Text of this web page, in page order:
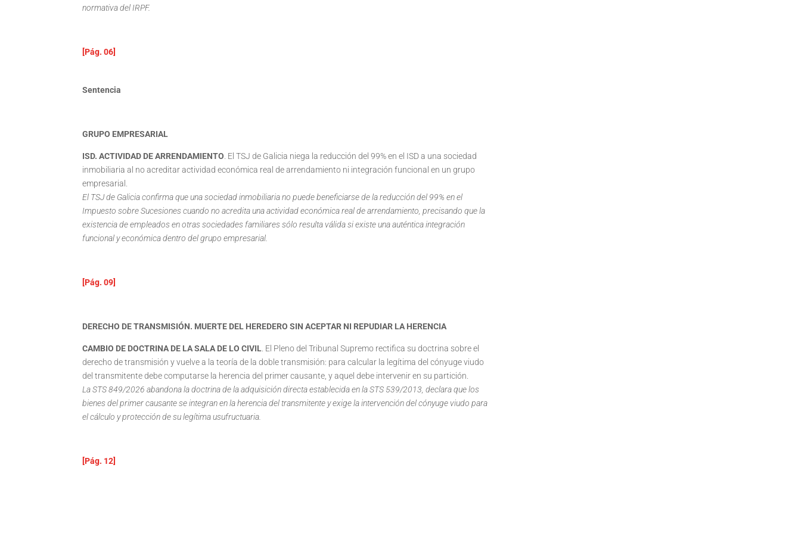
normativa del IRPF.
[Pág. 06]
Sentencia
GRUPO EMPRESARIAL
ISD. ACTIVIDAD DE ARRENDAMIENTO. El TSJ de Galicia niega la reducción del 99% en el ISD a una sociedad
inmobiliaria al no acreditar actividad económica real de arrendamiento ni integración funcional en un grupo
empresarial.
El TSJ de Galicia confirma que una sociedad inmobiliaria no puede beneficiarse de la reducción del 99% en el
Impuesto sobre Sucesiones cuando no acredita una actividad económica real de arrendamiento, precisando que la
existencia de empleados en otras sociedades familiares sólo resulta válida si existe una auténtica integración
funcional y económica dentro del grupo empresarial.
[Pág. 09]
DERECHO DE TRANSMISIÓN. MUERTE DEL HEREDERO SIN ACEPTAR NI REPUDIAR LA HERENCIA
CAMBIO DE DOCTRINA DE LA SALA DE LO CIVIL. El Pleno del Tribunal Supremo rectifica su doctrina sobre el
derecho de transmisión y vuelve a la teoría de la doble transmisión: para calcular la legítima del cónyuge viudo
del transmitente debe computarse la herencia del primer causante, y aquel debe intervenir en su partición.
La STS 849/2026 abandona la doctrina de la adquisición directa establecida en la STS 539/2013, declara que los
bienes del primer causante se integran en la herencia del transmitente y exige la intervención del cónyuge viudo para
el cálculo y protección de su legítima usufructuaria.
[Pág. 12]